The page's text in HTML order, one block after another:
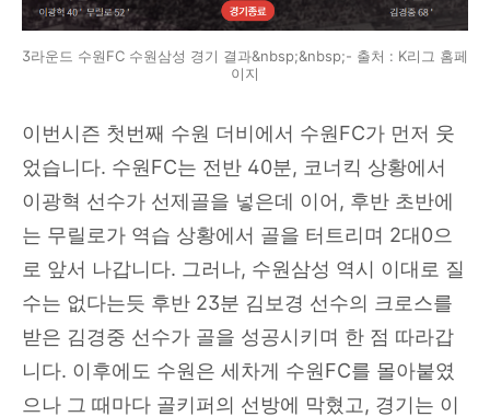
3라운드 수원FC 수원삼성 경기 결과&nbsp;&nbsp;- 출처 : K리그 홈페
이지
이번시즌 첫번째 수원 더비에서 수원FC가 먼저 웃
었습니다. 수원FC는 전반 40분, 코너킥 상황에서
이광혁 선수가 선제골을 넣은데 이어, 후반 초반에
는 무릴로가 역습 상황에서 골을 터트리며 2대0으
로 앞서 나갑니다. 그러나, 수원삼성 역시 이대로 질
수는 없다는듯 후반 23분 김보경 선수의 크로스를
받은 김경중 선수가 골을 성공시키며 한 점 따라갑
니다. 이후에도 수원은 세차게 수원FC를 몰아붙였
으나 그 때마다 골키퍼의 선방에 막혔고, 경기는 이